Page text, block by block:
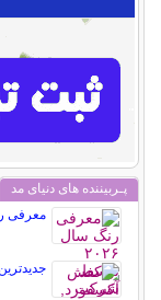
پـربیننده های دنیای مد
معرفی رنگ